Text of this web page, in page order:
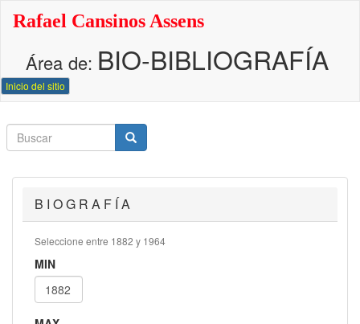
principal
Rafael Cansinos Assens
Área de: BIO-BIBLIOGRAFÍA
Inicio del sitio
Buscar
Buscar
Buscar
B I O G R A F Í A
Seleccione entre 1882 y 1964
MIN